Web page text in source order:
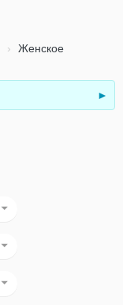
Женское
►